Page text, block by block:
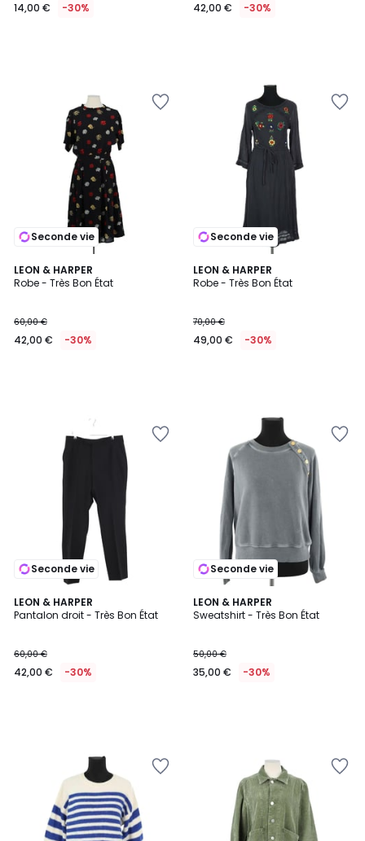
14,00 € -30% 42,00 € -30%
Seconde vie
LEON & HARPER
Robe - Très Bon État
60,00 €
42,00 € -30%
Seconde vie
LEON & HARPER
Robe - Très Bon État
70,00 €
49,00 € -30%
Seconde vie
LEON & HARPER
Pantalon droit - Très Bon État
60,00 €
42,00 € -30%
Seconde vie
LEON & HARPER
Sweatshirt - Très Bon État
50,00 €
35,00 € -30%